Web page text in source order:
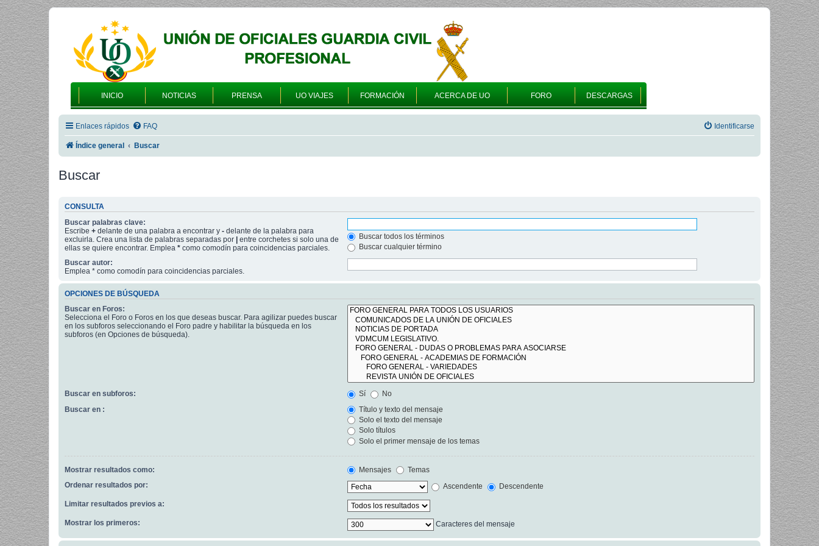
INICIO NOTICIAS PRENSA UO VIAJES FORMACIÓN ACERCA DE UO FORO DESCARGAS
Enlaces rápidos FAQ Identificarse
Índice general Buscar
Buscar
CONSULTA
Buscar palabras clave:
Escribe + delante de una palabra a encontrar y - delante de la palabra para
excluirla. Crea una lista de palabras separadas por
entre corchetes si solo una de
ellas se quiere encontrar. Emplea * como comodín para coincidencias parciales.
Buscar todos los términos
Buscar cualquier término
Buscar autor:
Emplea * como comodín para coincidencias parciales.
OPCIONES DE BÚSQUEDA
Buscar en Foros:
Selecciona el Foro o Foros en los que deseas buscar. Para agilizar puedes buscar
en los subforos seleccionando el Foro padre y habilitar la búsqueda en los
subforos (en Opciones de búsqueda).
Buscar en subforos: Sí
No
Buscar en :
Título y texto del mensaje
Solo el texto del mensaje
Solo títulos
Solo el primer mensaje de los temas
Mostrar resultados como: Mensajes
Temas
Ordenar resultados por:
Ascendente Descendente
Limitar resultados previos a:
Mostrar los primeros: Caracteres del mensaje